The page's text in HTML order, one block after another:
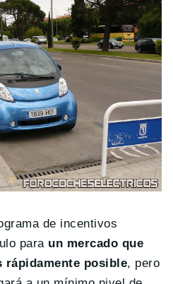
de incentivos
paraun mercado que
rápidamente posible, pero